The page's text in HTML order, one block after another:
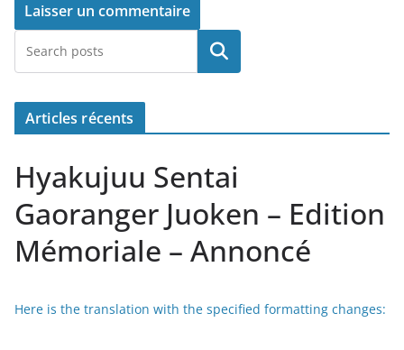
Rechercher
Articles récents
Hyakujuu Sentai
Gaoranger Juoken – Edition
Mémoriale – Annoncé
Here is the translation with the specified formatting changes: